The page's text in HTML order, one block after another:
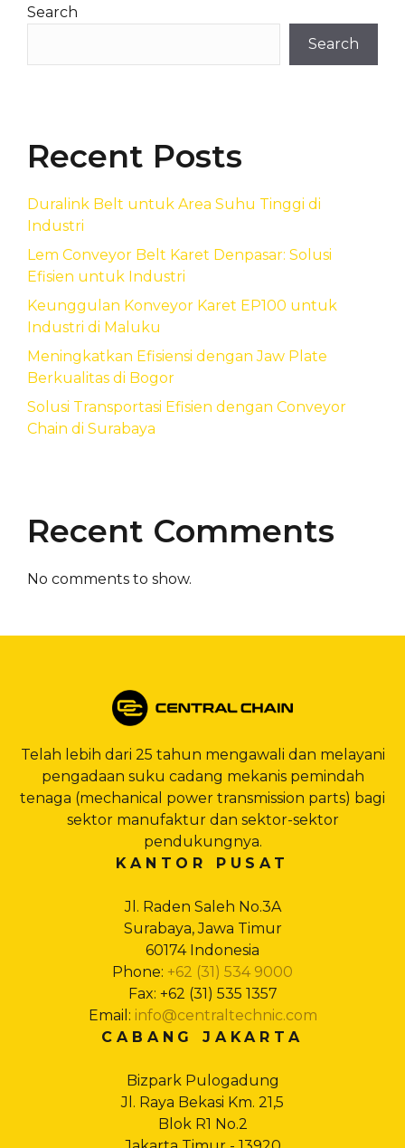
Search
Search
Recent Posts
Duralink Belt untuk Area Suhu Tinggi di
Industri
Lem Conveyor Belt Karet Denpasar: Solusi
Efisien untuk Industri
Keunggulan Konveyor Karet EP100 untuk
Industri di Maluku
Meningkatkan Efisiensi dengan Jaw Plate
Berkualitas di Bogor
Solusi Transportasi Efisien dengan Conveyor
Chain di Surabaya
Recent Comments
No comments to show.
Telah lebih dari 25 tahun mengawali dan melayani
pengadaan suku cadang mekanis pemindah
tenaga (mechanical power transmission parts) bagi
sektor manufaktur dan sektor-sektor
pendukungnya.
KANTOR PUSAT
Jl. Raden Saleh No.3A
Surabaya, Jawa Timur
60174 Indonesia
Phone: +62 (31) 534 9000
Fax: +62 (31) 535 1357
Email: info@centraltechnic.com
CABANG JAKARTA
Bizpark Pulogadung
Jl. Raya Bekasi Km. 21,5
Blok R1 No.2